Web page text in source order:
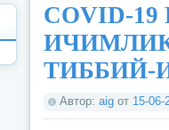
COVID-
ТИББИЙ-
Автор: aig от 15-06-